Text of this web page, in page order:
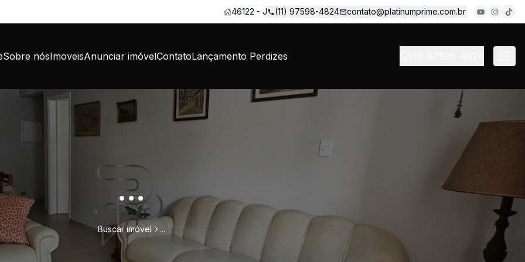
46122 - J (11) 97598-4824 contato@platinumprime.com.br
Sobre nósImoveisAnunciar imóvelContatoLançamento Perdizes
...
Buscar imóvel ...